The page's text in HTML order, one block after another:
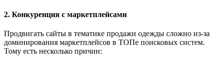
2. Конкуренция с маркетплейсами
Продвигать сайты в тематике продажи одежды сложно из-за
доминирования маркетплейсов в ТОПе поисковых систем.
Тому есть несколько причин: